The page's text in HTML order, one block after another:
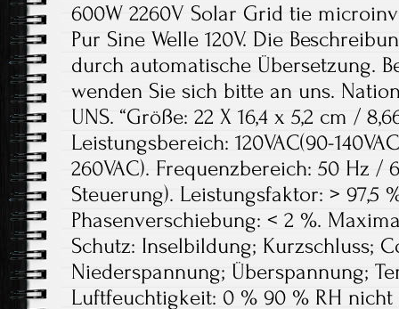
600W 2260V Solar Grid tie
Pur Sine Welle 120V. Die
durch automatische Übersetzung.
wenden Sie sich bitte an uns.
UNS. “Größe: 22 X 16,4 x 5,2 cm /
Leistungsbereich: 120VAC(90-
260VAC). Frequenzbereich: 50 Hz /
Steuerung). Leistungsfaktor: > 97,5
Phasenverschiebung: < 2 %.
Schutz: Inselbildung; Kurzschluss;
Niederspannung; Überspannung;
Luftfeuchtigkeit: 0 % 90 % RH